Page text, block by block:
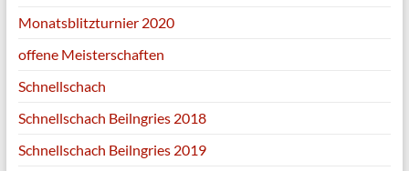
Monatsblitzturnier 2020
offene Meisterschaften
Schnellschach
Schnellschach Beilngries 2018
Schnellschach Beilngries 2019